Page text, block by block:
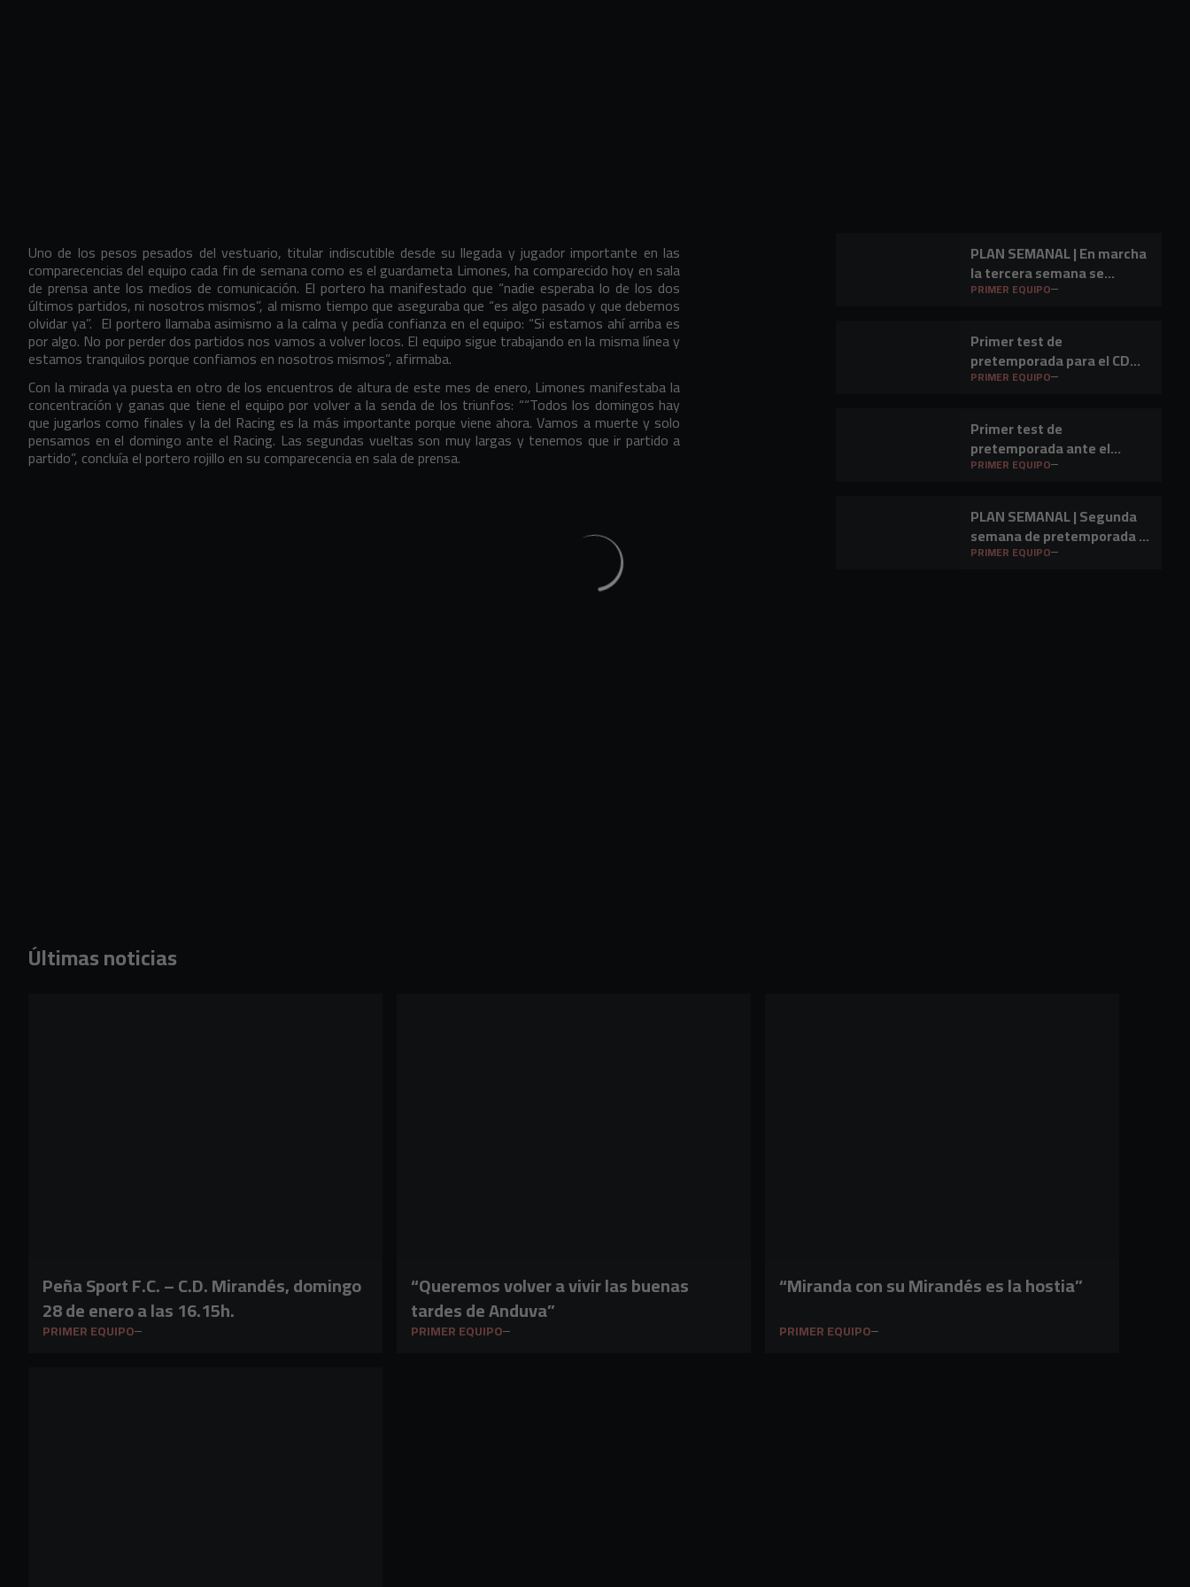
Uno de los pesos pesados del vestuario, titular indiscutible desde su llegada y jugador importante en las
comparecencias del equipo cada fin de semana como es el guardameta Limones, ha comparecido hoy en sala
de prensa ante los medios de comunicación. El portero ha manifestado que “nadie esperaba lo de los dos
últimos partidos, ni nosotros mismos”, al mismo tiempo que aseguraba que “es algo pasado y que debemos
olvidar ya”. El portero llamaba asimismo a la calma y pedía confianza en el equipo: “Si estamos ahí arriba es
por algo. No por perder dos partidos nos vamos a volver locos. El equipo sigue trabajando en la misma línea y
estamos tranquilos porque confiamos en nosotros mismos”, afirmaba.
Con la mirada ya puesta en otro de los encuentros de altura de este mes de enero, Limones manifestaba la
concentración y ganas que tiene el equipo por volver a la senda de los triunfos: ““Todos los domingos hay
que jugarlos como finales y la del Racing es la más importante porque viene ahora. Vamos a muerte y solo
pensamos en el domingo ante el Racing. Las segundas vueltas son muy largas y tenemos que ir partido a
partido”, concluía el portero rojillo en su comparecencia en sala de prensa.
PLAN SEMANAL | En marcha
la tercera semana se
preparación
PRIMER EQUIPO
Primer test de
pretemporada para el CD
Mirandés en Lasesarre
PRIMER EQUIPO
Primer test de
pretemporada ante el
Barakaldo CF
PRIMER EQUIPO
PLAN SEMANAL | Segunda
semana de pretemporada y
primer amistoso a la vista
PRIMER EQUIPO
Últimas noticias
Peña Sport F.C. – C.D. Mirandés, domingo
28 de enero a las 16.15h.
PRIMER EQUIPO
“Queremos volver a vivir las buenas
tardes de Anduva”
PRIMER EQUIPO
“Miranda con su Mirandés es la hostia”
PRIMER EQUIPO